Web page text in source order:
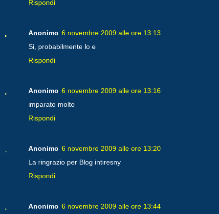
Rispondi
Anonimo 6 novembre 2009 alle ore 13:13
Si, probabilmente lo e
Rispondi
Anonimo 6 novembre 2009 alle ore 13:16
imparato molto
Rispondi
Anonimo 6 novembre 2009 alle ore 13:20
La ringrazio per Blog intiresny
Rispondi
Anonimo 6 novembre 2009 alle ore 13:44